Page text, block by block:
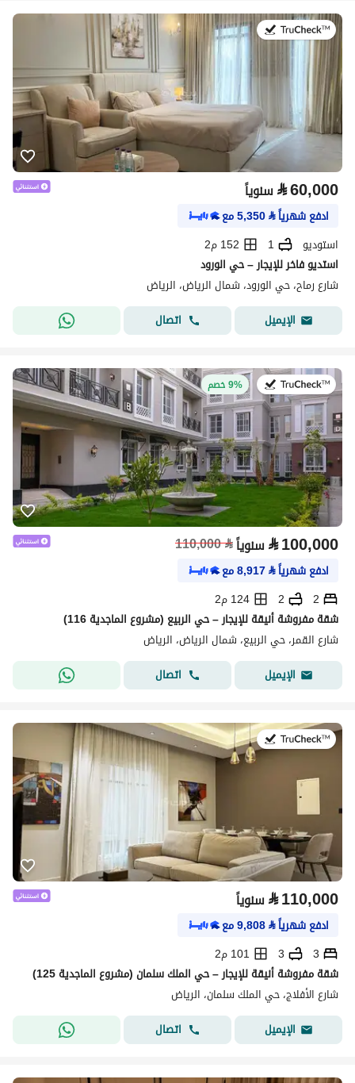
في:27 يوليو 2026
⃁60,000 سنوياً
ادفع شهرياً⃁
5,350مع
استوديو
1
152 م2
استديو فاخر للإيجار – حي الورود
شارع رماح، حي الورود، شمال الرياض، الرياض
الإيميل
اتصال
في:27 يوليو 20269% خصم
⃁100,000 سنوياً⃁
110,000
ادفع شهرياً⃁
8,917مع
2
2
124 م2
شقة مفروشة أنيقة للإيجار – حي الربيع (مشروع الماجدية 116)
شارع القمر، حي الربيع، شمال الرياض، الرياض
الإيميل
اتصال
في:27 يوليو 2026
⃁110,000 سنوياً
ادفع شهرياً⃁
9,808مع
3
3
101 م2
شقة مفروشة أنيقة للإيجار – حي الملك سلمان (مشروع الماجدية 125)
شارع الأفلاج، حي الملك سلمان، الرياض
الإيميل
اتصال